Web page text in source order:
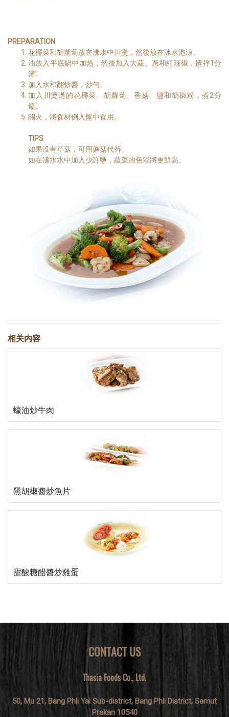
PREPARATION
花椰菜和胡蘿蔔放在沸水中川燙，然後放在冰水泡涼。
油放入平底鍋中加热，然後加入大蒜、蔥和紅辣椒，攪拌1分
鐘。
加入水和翻炒醬，炒勻。
加入川燙過的花椰菜、胡蘿蔔、香菇、鹽和胡椒粉，煮2分
鐘。
關火，將食材倒入盤中食用。
TIPS
如果没有草菇，可用蘑菇代替。
如在沸水水中加入少許鹽，蔬菜的色彩將更鮮亮。
相关内容
蠔油炒牛肉
黑胡椒醬炒魚片
甜酸糖醋醬炒雞蛋
CONTACT US
Thasia Foods Co., Ltd.
50, Mu 21, Bang Phli Yai Sub-district, Bang Phli District, Samut
Prakan 10540